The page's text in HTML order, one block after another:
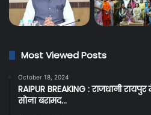
Most Viewed Posts
October 18, 2024
RAIPUR BREAKING : राजधानी
सोना बरामद…